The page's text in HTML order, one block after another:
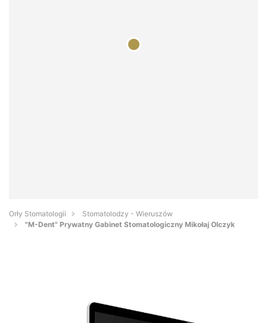
Orły Stomatologii
Stomatolodzy - Wieruszów
"M-Dent" Prywatny Gabinet Stomatologiczny Mikołaj Olczyk